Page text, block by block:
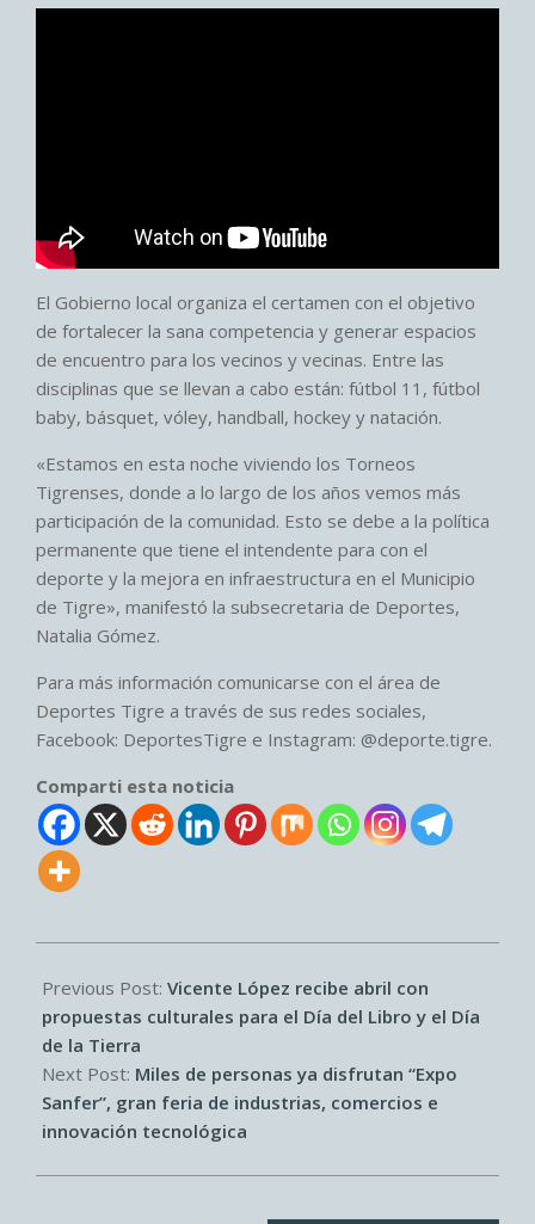
El Gobierno local organiza el certamen con el objetivo
de fortalecer la sana competencia y generar espacios
de encuentro para los vecinos y vecinas. Entre las
disciplinas que se llevan a cabo están: fútbol 11, fútbol
baby, básquet, vóley, handball, hockey y natación.
«Estamos en esta noche viviendo los Torneos
Tigrenses, donde a lo largo de los años vemos más
participación de la comunidad. Esto se debe a la política
permanente que tiene el intendente para con el
deporte y la mejora en infraestructura en el Municipio
de Tigre», manifestó la subsecretaria de Deportes,
Natalia Gómez.
Para más información comunicarse con el área de
Deportes Tigre a través de sus redes sociales,
Facebook: DeportesTigre e Instagram: @deporte.tigre.
Comparti esta noticia
04-
11
Previous Post: Vicente López recibe abril con
propuestas culturales para el Día del Libro y el Día
de la Tierra
Next Post: Miles de personas ya disfrutan “Expo
Sanfer”, gran feria de industrias, comercios e
innovación tecnológica